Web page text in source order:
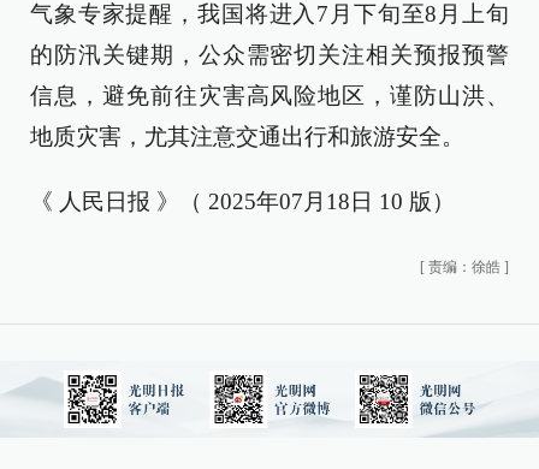
气象专家提醒，我国将进入7月下旬至8月上旬
的防汛关键期，公众需密切关注相关预报预警
信息，避免前往灾害高风险地区，谨防山洪、
地质灾害，尤其注意交通出行和旅游安全。
《 人民日报 》（ 2025年07月18日 10 版）
[ 责编：徐皓 ]